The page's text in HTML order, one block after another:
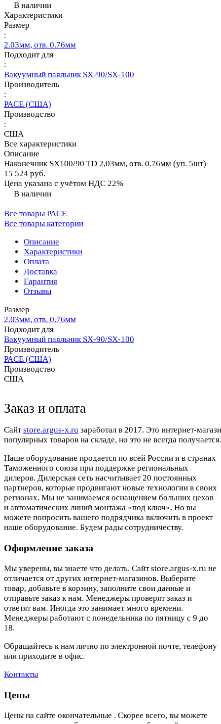
В наличии
Характеристики
Размер
:
2.03мм, отв. 0.76мм
Подходит для
:
Вакуумный паяльник SX-90/SX-100
Производитель
:
PACE (США)
Производство
:
США
Все характеристики
Описание
Наконечник SX100/90 TD 2,03мм, отв. 0.76мм (уп. 5шт)
15 524 руб.
Цена указана с учётом НДС 22%
В наличии
Все товары PACE
Все товары категории
Описание
Характеристики
Оплата
Доставка
Гарантия
Отзывы
Размер
2.03мм, отв. 0.76мм
Подходит для
Вакуумный паяльник SX-90/SX-100
Производитель
PACE (США)
Производство
США
Заказ и оплата
Cайтstore.argus-x.ru заработал в 2017. Это интернет-
популярных товаров на складе, но это не всегда
Наше оборудование продается по всей России и в странах
Таможенного союза при поддержке региональных
дилеров. Дилерская сеть насчитывает 20 постоянных
партнеров, которые продвигают новые технологии в своих
регионах. Мы не занимаемся оснащением больших цехов
и автоматических линий монтажа «под ключ». Но вы
можете попросить вашего подрядчика включить в проект
наше оборудование. Будем рады сотрудничеству.
Оформление заказа
Мы уверены, вы знаете что делать. Сайт store.argus-x.ru не
отличается от других интернет-магазинов. Выберите
товар, добавьте в корзину, заполните свои данные и
отправьте заказ к нам. Менеджеры проверят заказ и
ответят вам. Иногда это занимает много времени.
Менеджеры работают с понедельника по пятницу с 9 до
18.
Обращайтесь к нам лично по электронной почте, телефону
или приходите в офис.
Контакты
Цены
Цены на сайте окончательные . Скорее всего, вы можете